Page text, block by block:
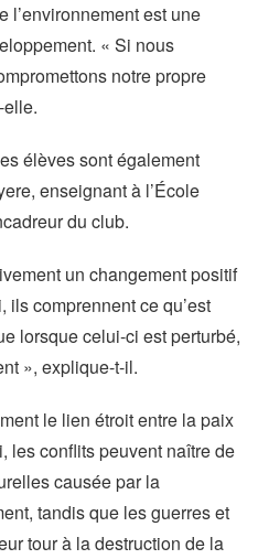
l’environnement est une
« Si nous
notre propre
élèves sont également
enseignant à l’École
du club.
un changement positif
ils comprennent ce qu’est
lorsque celui-ci est perturbé,
», explique-t-il.
le lien étroit entre la paix
les conflits peuvent naître de
causée par la
tandis que les guerres et
tour à la destruction de la